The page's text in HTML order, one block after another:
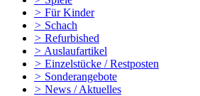
> Für Kinder
> Schach
> Refurbished
> Auslaufartikel
> Einzelstücke / Restposten
> Sonderangebote
> News / Aktuelles